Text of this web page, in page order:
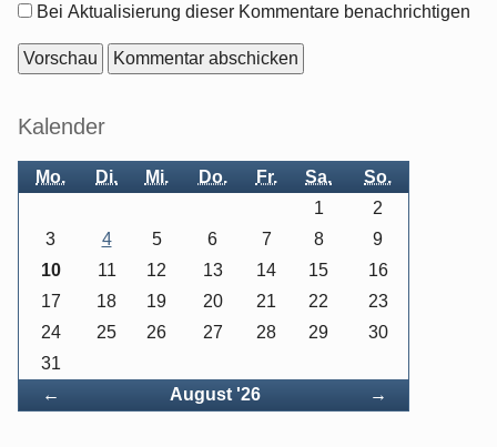
Optionen
Bei Aktualisierung dieser Kommentare benachrichtigen
Seitenleiste
Kalender
Mo. Di. Mi. Do. Fr. Sa. So.
← August '26 Vorwärts
→
1
2
3
4 5 6 7 8
9
10
11 12 13 14 15
16
17
18 19 20 21 22
23
24
25 26 27 28 29
30
31